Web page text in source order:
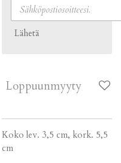
Lähetä
Loppuunmyyty
Koko lev. 3,5 cm, kork. 5,5
cm